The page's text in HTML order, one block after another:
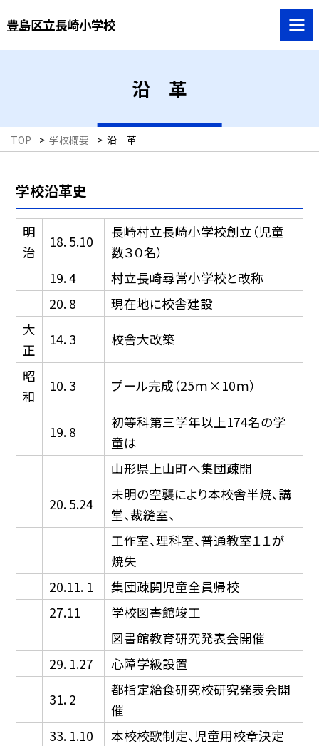
豊島区立長崎小学校
沿 革
TOP > 学校概要 > 沿 革
学校沿革史
明
治
18. 5.10
長崎村立長崎小学校創立（児童
数３０名）
19. 4
村立長崎尋常小学校と改称
20. 8
現在地に校舎建設
大
正
14. 3 校舎大改築
昭
和
10. 3 プール完成（25ｍ×10ｍ）
19. 8
初等科第三学年以上174名の学
童は
山形県上山町へ集団疎開
20. 5.24
未明の空襲により本校舎半焼、講
堂、裁縫室、
工作室、理科室、普通教室１１が
焼失
20.11. 1
集団疎開児童全員帰校
27.11
学校図書館竣工
図書館教育研究発表会開催
29. 1.27
心障学級設置
31. 2
都指定給食研究校研究発表会開
催
33. 1.10
本校校歌制定、児童用校章決定